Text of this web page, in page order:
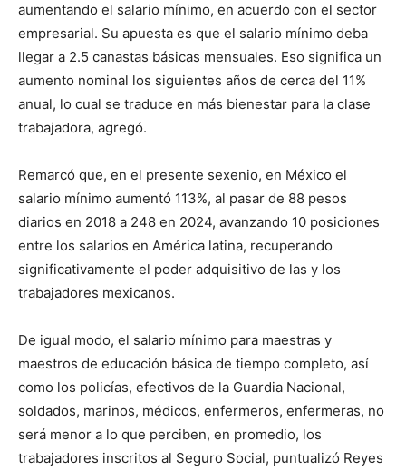
aumentando el salario mínimo, en acuerdo con el sector
empresarial. Su apuesta es que el salario mínimo deba
llegar a 2.5 canastas básicas mensuales. Eso significa un
aumento nominal los siguientes años de cerca del 11%
anual, lo cual se traduce en más bienestar para la clase
trabajadora, agregó.
Remarcó que, en el presente sexenio, en México el
salario mínimo aumentó 113%, al pasar de 88 pesos
diarios en 2018 a 248 en 2024, avanzando 10 posiciones
entre los salarios en América latina, recuperando
significativamente el poder adquisitivo de las y los
trabajadores mexicanos.
De igual modo, el salario mínimo para maestras y
maestros de educación básica de tiempo completo, así
como los policías, efectivos de la Guardia Nacional,
soldados, marinos, médicos, enfermeros, enfermeras, no
será menor a lo que perciben, en promedio, los
trabajadores inscritos al Seguro Social, puntualizó Reyes